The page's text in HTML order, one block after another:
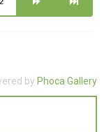
by Phoca Gallery